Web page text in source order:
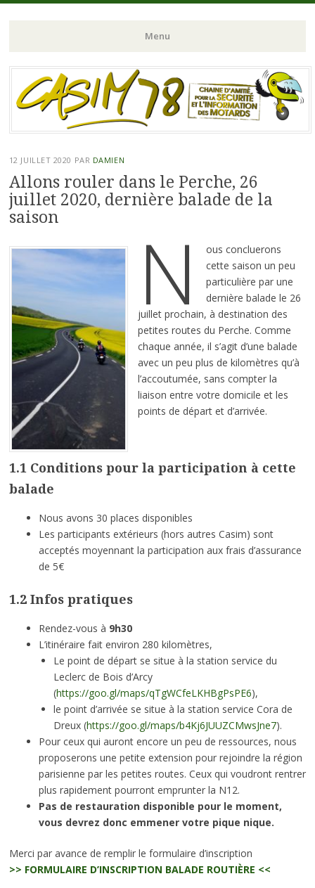
Menu
Aller
au
contenu
12 JUILLET 2020 PAR DAMIEN
Allons rouler dans le Perche, 26
juillet 2020, dernière balade de la
saison
N
ous concluerons
cette saison un peu
particulière par une
dernière balade le 26
juillet prochain, à destination des
petites routes du Perche. Comme
chaque année, il s’agit d’une balade
avec un peu plus de kilomètres qu’à
l’accoutumée, sans compter la
liaison entre votre domicile et les
points de départ et d’arrivée.
1.1 Conditions pour la participation à cette
balade
Nous avons 30 places disponibles
Les participants extérieurs (hors autres Casim) sont
acceptés moyennant la participation aux frais d’assurance
de 5€
1.2 Infos pratiques
Rendez-vous à 9h30
L’itinéraire fait environ 280 kilomètres,
Le point de départ se situe à la station service du
Leclerc de Bois d’Arcy
(https://goo.gl/maps/qTgWCfeLKHBgPsPE6),
le point d’arrivée se situe à la station service Cora de
Dreux (https://goo.gl/maps/b4Kj6JUUZCMwsJne7).
Pour ceux qui auront encore un peu de ressources, nous
proposerons une petite extension pour rejoindre la région
parisienne par les petites routes. Ceux qui voudront rentrer
plus rapidement pourront emprunter la N12.
Pas de restauration disponible pour le moment,
vous devrez donc emmener votre pique nique.
Merci par avance de remplir le formulaire d’inscription
>> FORMULAIRE D’INSCRIPTION BALADE ROUTIÈRE <<